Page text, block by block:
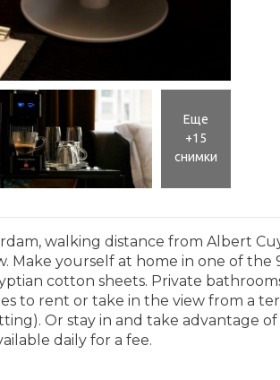
Еще
+15
снимки
walking distance from Albert
yourself at home in one of
cotton sheets. Private
to rent or take in the view from a
Or stay in and take advantage
daily for a fee.